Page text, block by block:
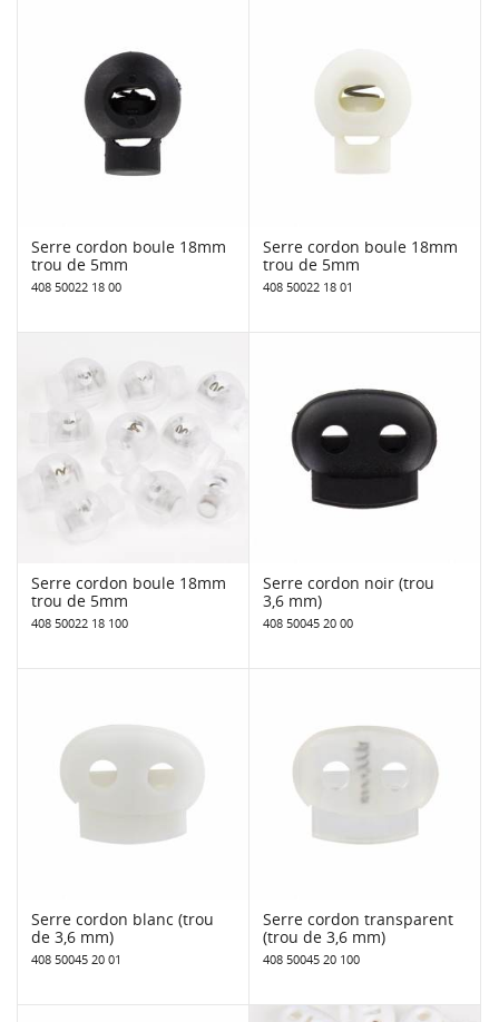
Serre cordon boule 18mm
trou de 5mm
408 50022 18 00
Serre cordon boule 18mm
trou de 5mm
408 50022 18 01
Serre cordon boule 18mm
trou de 5mm
408 50022 18 100
Serre cordon noir (trou
3,6 mm)
408 50045 20 00
Serre cordon blanc (trou
de 3,6 mm)
408 50045 20 01
Serre cordon transparent
(trou de 3,6 mm)
408 50045 20 100